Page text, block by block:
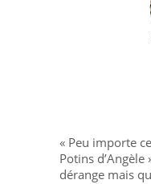
« Peu importe
Potins
dérange mais